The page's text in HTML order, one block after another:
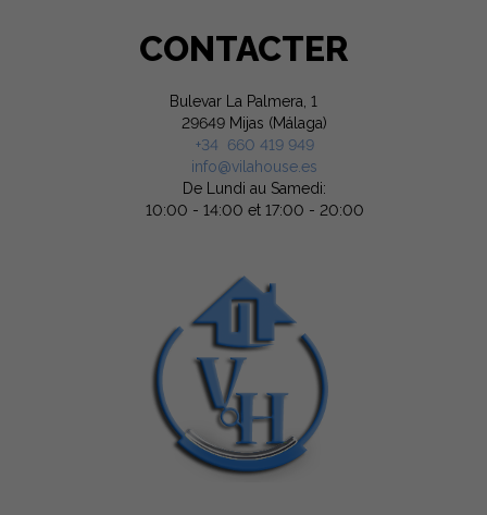
CONTACTER
Bulevar La Palmera, 1
29649 Mijas (Málaga)
+34 660 419 949
info@vilahouse.es
De Lundi au Samedi:
10:00 - 14:00 et 17:00 - 20:00